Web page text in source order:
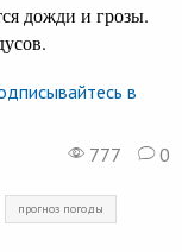
дожди и грозы.
в
777
0
прогноз погоды